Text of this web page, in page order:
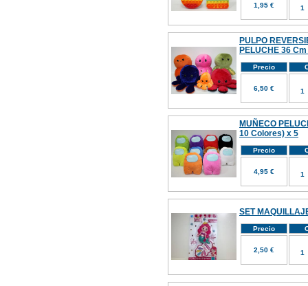
1,95 €
PULPO
PELUCHE 36 Cm
Precio
6,50 €
MUÑECO
10 Colores) x 5
Precio
4,95 €
SET
Precio
2,50 €